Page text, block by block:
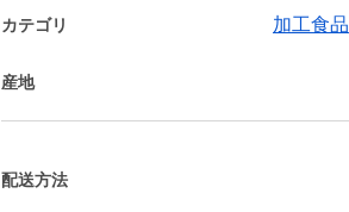
カテゴリ 加工食品
産地
配送方法